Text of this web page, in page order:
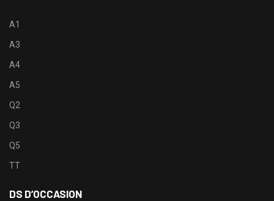
A1
A3
A4
A5
Q2
Q3
Q5
TT
DS D’OCCASION